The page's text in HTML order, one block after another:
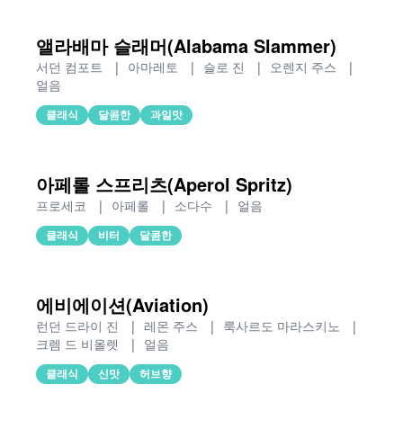
앨라배마 슬래머(Alabama Slammer)
서던 컴포트 | 아마레토 | 슬로 진 | 오렌지 주스
|
얼음
클래식 달콤한 과일맛
아페롤 스프리츠(Aperol Spritz)
프로세코 | 아페롤 | 소다수 | 얼음
클래식 비터 달콤한
에비에이션(Aviation)
런던 드라이 진 | 레몬 주스 | 룩사르도 마라스키노
|
크렘 드 비올렛
| 얼음
클래식 신맛 허브향